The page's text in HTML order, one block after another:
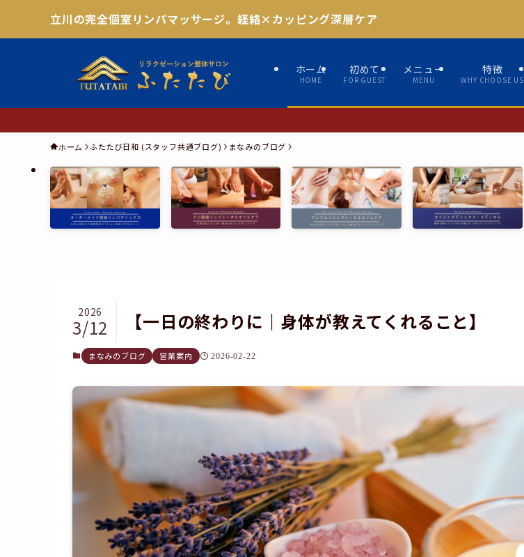
立川の完全個室リンパマッサージ。経絡×カッピング深層ケア
ホーム
HOME
初めて
FOR GUEST
メニュー
MENU
特徴
WHY CHOOSE US
ホーム ふたたび日和 (スタッフ共通ブログ) まなみのブログ
【一日の終わりに｜身体が教えてくれること】
2026
3/12
まなみのブログ 営業案内 2026-02-22